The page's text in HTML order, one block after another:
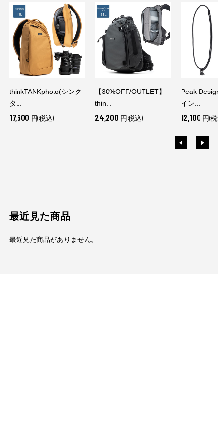
thinkTANKphoto(シンク
タ...
17,600 円(税込)
【30%OFF/OUTLET】
thin...
24,200 円(税込)
Peak
イン...
12,100 円(
最近見た商品
最近見た商品がありません。